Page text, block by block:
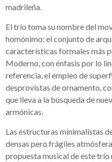
madrileña.
El trío toma su nombre del
homónimo: el conjunto de
características formales más
Moderno, con énfasis por lo
referencia, el empleo de
desprovistas de ornamento,
que lleva a la búsqueda de
armónicas.
Las estructuras minimalistas
densas pero frágiles
propuesta musical de este